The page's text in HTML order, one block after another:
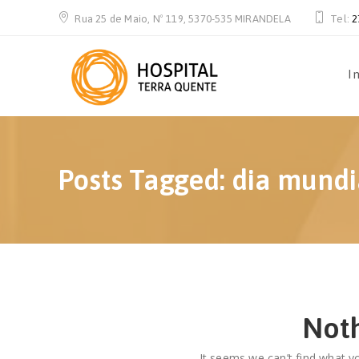
Rua 25 de Maio, Nº 119, 5370-535 MIRANDELA Tel:
Posts Tagged: dia